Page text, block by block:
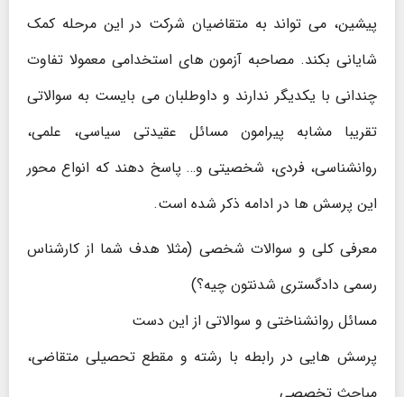
پیشین، می تواند به متقاضیان شرکت در این مرحله کمک
شایانی بکند. مصاحبه آزمون های استخدامی معمولا تفاوت
چندانی با یکدیگر ندارند و داوطلبان می بایست به سوالاتی
تقریبا مشابه پیرامون مسائل عقیدتی سیاسی، علمی،
روانشناسی، فردی، شخصیتی و… پاسخ دهند که انواع محور
این پرسش ها در ادامه ذکر شده است.
معرفی کلی و سوالات شخصی (مثلا هدف شما از کارشناس
رسمی دادگستری شدنتون چیه؟)
مسائل روانشناختی و سوالاتی از این دست
پرسش هایی در رابطه با رشته و مقطع تحصیلی متقاضی،